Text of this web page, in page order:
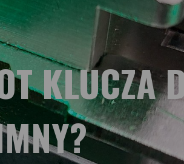
KLUCZA